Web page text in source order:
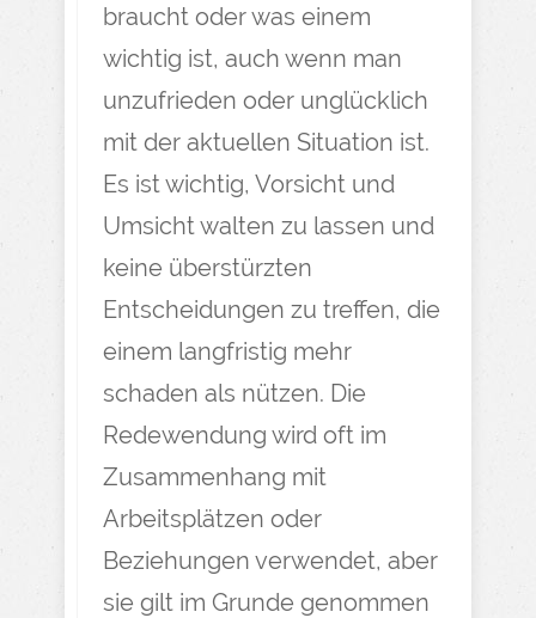
braucht oder was einem
wichtig ist, auch wenn man
unzufrieden oder unglücklich
mit der aktuellen Situation ist.
Es ist wichtig, Vorsicht und
Umsicht walten zu lassen und
keine überstürzten
Entscheidungen zu treffen, die
einem langfristig mehr
schaden als nützen. Die
Redewendung wird oft im
Zusammenhang mit
Arbeitsplätzen oder
Beziehungen verwendet, aber
sie gilt im Grunde genommen